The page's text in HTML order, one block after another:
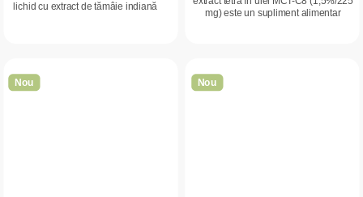
lichid cu extract de tămâie indiană
mg) este un supliment alimentar
Nou Nou